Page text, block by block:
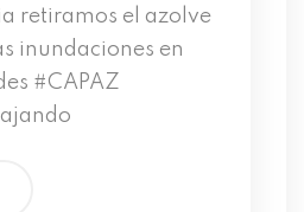
retiramos el azolve
inundaciones en
#CAPAZ